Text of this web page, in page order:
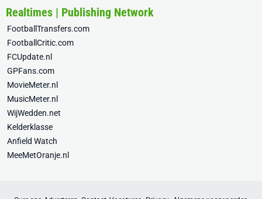
Realtimes | Publishing Network
FootballTransfers.com
FootballCritic.com
FCUpdate.nl
GPFans.com
MovieMeter.nl
MusicMeter.nl
WijWedden.net
Kelderklasse
Anfield Watch
MeeMetOranje.nl